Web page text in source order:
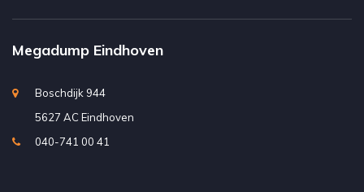
Megadump Eindhoven
Boschdijk 944
5627 AC Eindhoven
040-741 00 41